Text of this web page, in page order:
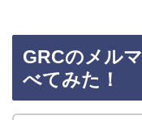
GRCのメル
べてみた！